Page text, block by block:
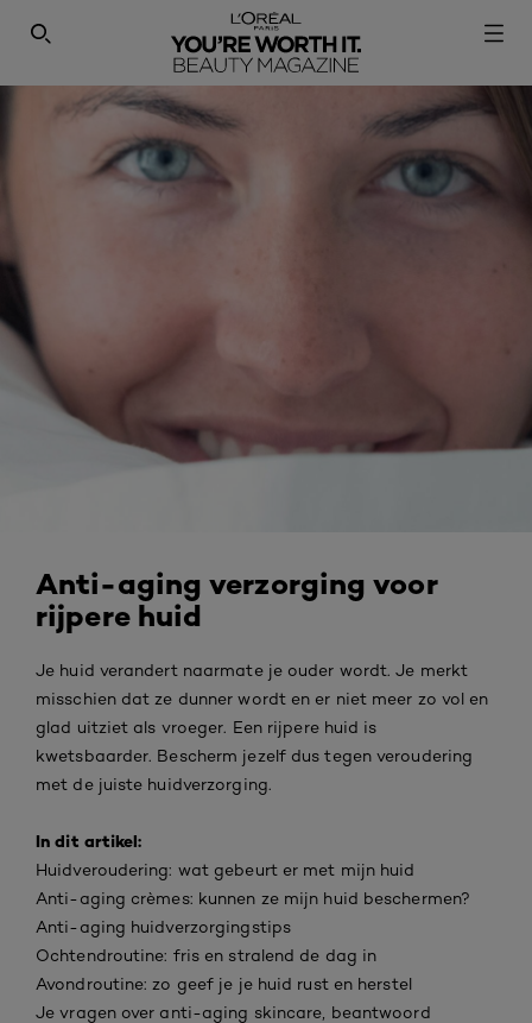
SEARCH THIS SITE
Anti-aging verzorging voor
rijpere huid
Je huid verandert naarmate je ouder wordt. Je merkt
misschien dat ze dunner wordt en er niet meer zo vol en
glad uitziet als vroeger. Een rijpere huid is
kwetsbaarder. Bescherm jezelf dus tegen veroudering
met de juiste huidverzorging.
In dit artikel:
Huidveroudering: wat gebeurt er met mijn huid
Anti-aging crèmes: kunnen ze mijn huid beschermen?
Anti-aging huidverzorgingstips
Ochtendroutine: fris en stralend de dag in
Avondroutine: zo geef je je huid rust en herstel
Je vragen over anti-aging skincare, beantwoord